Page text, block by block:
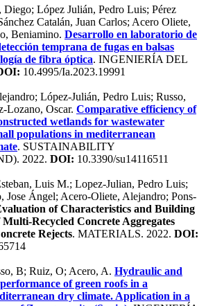
Diego; López Julián, Pedro Luis; Pérez
Catalán, Juan Carlos; Acero Oliete,
Beniamino. Desarrollo en laboratorio de
temprana de fugas en balsas
de fibra óptica. INGENIERÍA DEL
10.4995/Ia.2023.19991
López-Julián, Pedro Luis; Russo,
Lozano, Oscar. Comparative efficiency of
wetlands for wastewater
populations in mediterranean
. SUSTAINABILITY
2022. DOI: 10.3390/su14116511
Luis M.; Lopez-Julian, Pedro Luis;
Jose Ángel; Acero-Oliete, Alejandro; Pons-
of Characteristics and Building
Recycled Concrete Aggregates
Rejects. MATERIALS. 2022. DOI:
B; Ruiz, O; Acero, A. Hydraulic and
of green roofs in a
dry climate. Application in a